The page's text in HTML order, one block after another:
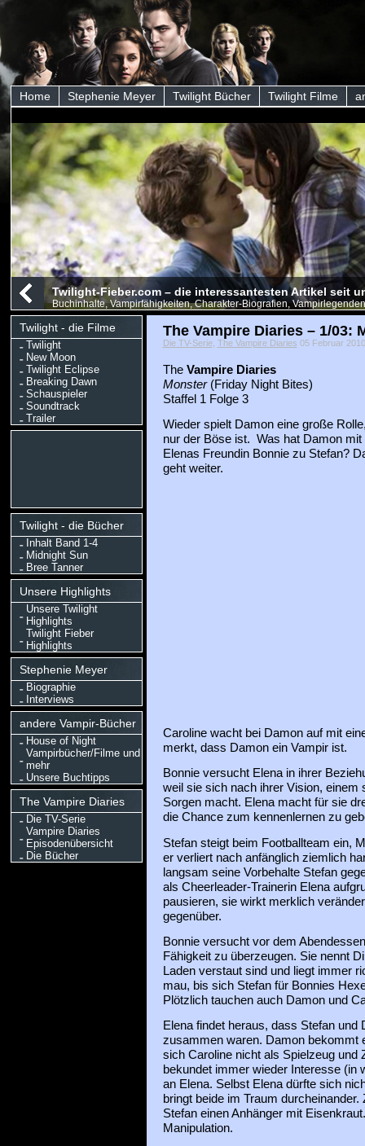
Home Stephenie Meyer Twilight Bücher Twilight Filme
Twilight-Fieber.com – die interessantesten Artikel seit
Buchinhalte, Vampirfähigkeiten, Charakter-Biografien,
Twilight - die Filme
Twilight
New Moon
Twilight Eclipse
Breaking Dawn
Schauspieler
Soundtrack
Trailer
Twilight - die Bücher
Inhalt Band 1-4
Midnight Sun
Bree Tanner
Unsere Highlights
Unsere Twilight
Highlights
Twilight Fieber
Highlights
Stephenie Meyer
Biographie
Interviews
andere Vampir-Bücher
House of Night
Vampirbücher/Filme und
mehr
Unsere Buchtipps
The Vampire Diaries
Die TV-Serie
Vampire Diaries
Episodenübersicht
Die Bücher
The Vampire Diaries – 1/03:
Die TV-Serie, The Vampire Diaries 05 Februar
The Vampire Diaries
Monster(Friday Night Bites)
Staffel 1 Folge 3
Wieder spielt Damon eine große
nur der Böse ist. Was hat Damon
Elenas Freundin Bonnie zu Stefan?
geht weiter.
Caroline wacht bei Damon auf mit
merkt, dass Damon ein Vampir ist.
Bonnie versucht Elena in ihrer
weil sie sich nach ihrer Vision, einem
Sorgen macht. Elena macht für sie
die Chance zum kennenlernen zu
Stefan steigt beim Footballteam ein,
er verliert nach anfänglich ziemlich
langsam seine Vorbehalte Stefan
als Cheerleader-Trainerin Elena
pausieren, sie wirkt merklich
gegenüber.
Bonnie versucht vor dem
Fähigkeit zu überzeugen. Sie nennt
Laden verstaut sind und liegt immer
mau, bis sich Stefan für Bonnies
Plötzlich tauchen auch Damon und
Elena findet heraus, dass Stefan und
zusammen waren. Damon bekommt
sich Caroline nicht als Spielzeug und
bekundet immer wieder Interesse (in
an Elena. Selbst Elena dürfte sich
bringt beide im Traum
Stefan einen Anhänger mit
Manipulation.